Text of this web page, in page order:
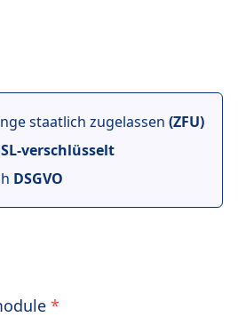
staatlich zugelassen (ZFU)
verschlüsselt
DSGVO
*